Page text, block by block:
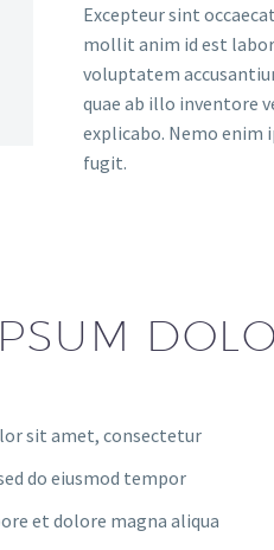
Excepteur sint
mollit anim id est
voluptatem
quae ab illo inventore
explicabo. Nemo
fugit.
sit amet, consectetur
do eiusmod tempor
et dolore magna aliqua